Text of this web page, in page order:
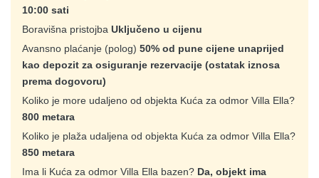
10:00 sati
Boravišna pristojba Uključeno u cijenu
Avansno plaćanje (polog) 50% od pune cijene unaprijed
kao depozit za osiguranje rezervacije (ostatak iznosa
prema dogovoru)
Koliko je more udaljeno od objekta Kuća za odmor Villa Ella?
800 metara
Koliko je plaža udaljena od objekta Kuća za odmor Villa Ella?
850 metara
Ima li Kuća za odmor Villa Ella bazen? Da, objekt ima